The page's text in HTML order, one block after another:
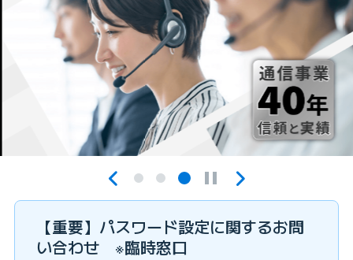
【重要】パスワード設定に関するお問
い合わせ ※臨時窓口